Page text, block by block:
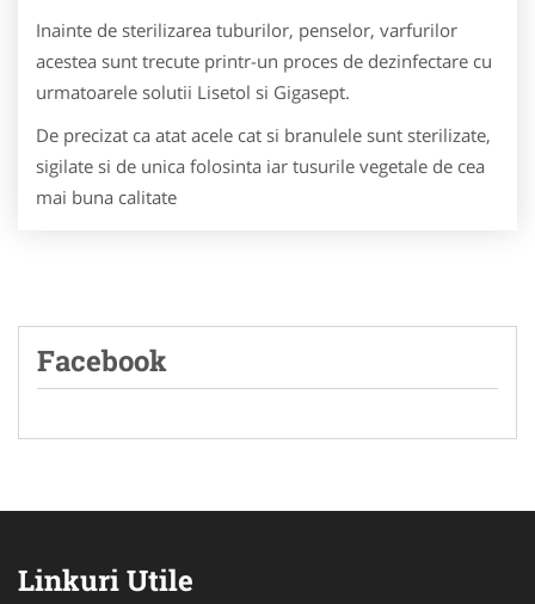
Inainte de sterilizarea tuburilor, penselor, varfurilor
acestea sunt trecute printr-un proces de dezinfectare cu
urmatoarele solutii Lisetol si Gigasept.
De precizat ca atat acele cat si branulele sunt sterilizate,
sigilate si de unica folosinta iar tusurile vegetale de cea
mai buna calitate
Facebook
Linkuri Utile